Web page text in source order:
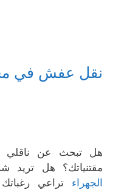
نقل عفش في
هل تبحث عن ناقلي
مقتنياتك؟ هل تريد
الجهراء تراعي رغباتك